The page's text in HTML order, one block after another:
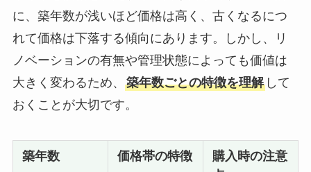
に、築年数が浅いほど価格は高く、古くなるにつ
れて価格は下落する傾向にあります。しかし、リ
ノベーションの有無や管理状態によっても価値は
大きく変わるため、 築年数ごとの特徴を理解して
おくことが大切です。
築年数 価格帯の特徴
購入時の注意